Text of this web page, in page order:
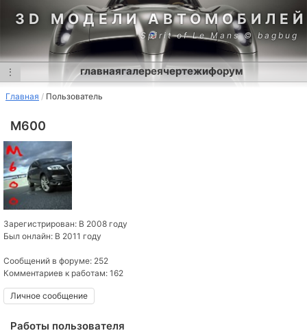
3D МОДЕЛИ АВТОМОБИЛЕЙ
Spirit of Le Mans © bagbug
⋮ главнаягалереячертежифорум
Главная Пользователь
M600
Зарегистрирован: В 2008 году
Был онлайн: В 2011 году
Сообщений в форуме: 252
Комментариев к работам: 162
Личное сообщение
Работы пользователя